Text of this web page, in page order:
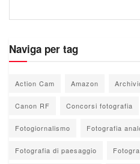
Naviga per tag
Action Cam Amazon
Canon RF Concorsi fotografia
Fotogiornalismo Fotografia
Fotografia di paesaggio